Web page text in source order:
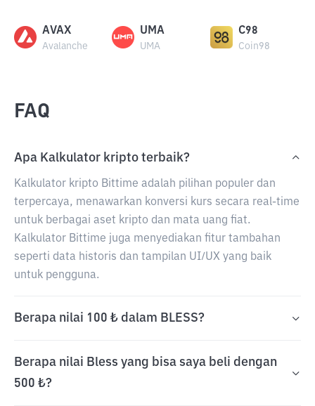
AVAX
Avalanche
UMA
UMA
C98
Coin98
FAQ
Apa Kalkulator kripto terbaik?
Kalkulator kripto Bittime adalah pilihan populer dan
terpercaya, menawarkan konversi kurs secara real-time
untuk berbagai aset kripto dan mata uang fiat.
Kalkulator Bittime juga menyediakan fitur tambahan
seperti data historis dan tampilan UI/UX yang baik
untuk pengguna.
Berapa nilai 100 ₺ dalam BLESS?
Berapa nilai Bless yang bisa saya beli dengan
500 ₺?